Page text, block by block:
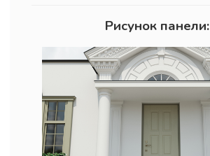
Рисунок панели: